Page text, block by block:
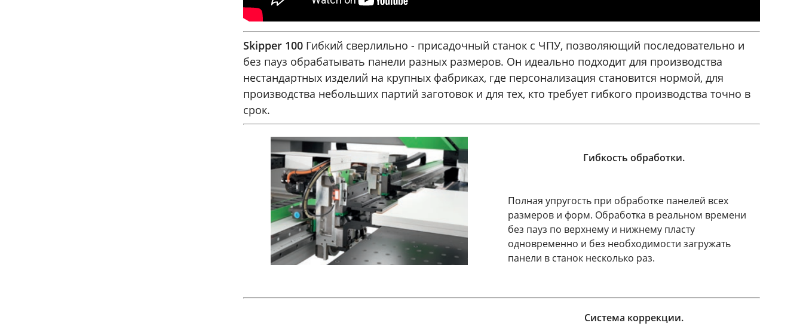
Skipper 100 Гибкий сверлильно - присадочный станок с ЧПУ, позволяющий последовательно и
без пауз обрабатывать панели разных размеров. Он идеально подходит для производства
нестандартных изделий на крупных фабриках, где персонализация становится нормой, для
производства небольших партий заготовок и для тех, кто требует гибкого производства точно в
срок.
Гибкость обработки.
Полная упругость при обработке панелей всех
размеров и форм. Обработка в реальном времени
без пауз по верхнему и нижнему пласту
одновременно и без необходимости загружать
панели в станок несколько раз.
Система коррекции.